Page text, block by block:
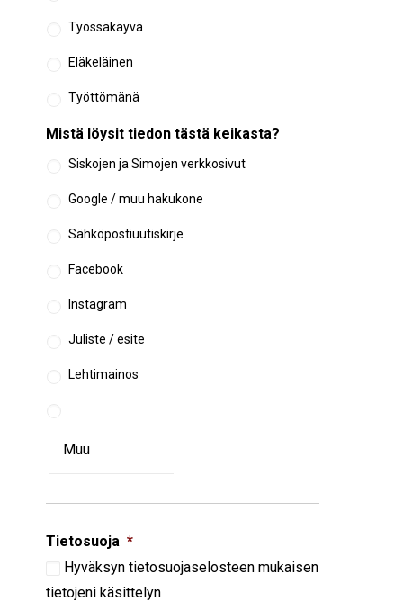
Työssäkäyvä
Eläkeläinen
Työttömänä
Mistä löysit tiedon tästä keikasta?
Siskojen ja Simojen verkkosivut
Google / muu hakukone
Sähköpostiuutiskirje
Facebook
Instagram
Juliste / esite
Lehtimainos
Tietosuoja *
Hyväksyn tietosuojaselosteen mukaisen
tietojeni käsittelyn